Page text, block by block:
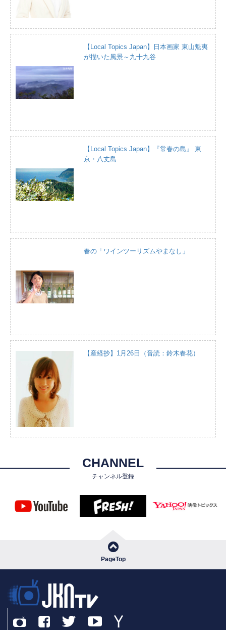
【Local Topics Japan】日本画家 東山魁夷
が描いた風景～九十九谷
【Local Topics Japan】『常春の島』 東
京・八丈島
春の「ワインツーリズムやまなし」
【産経抄】1月26日（音読：鈴木春花）
CHANNEL
チャンネル登録
PageTop